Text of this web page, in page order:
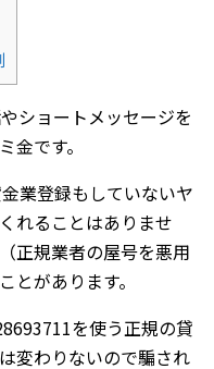
ショートメッセージを
金です。
業登録もしていないヤ
れることはありませ
正規業者の屋号を悪用
とがあります。
を使う正規の貸
変わりないので騙され